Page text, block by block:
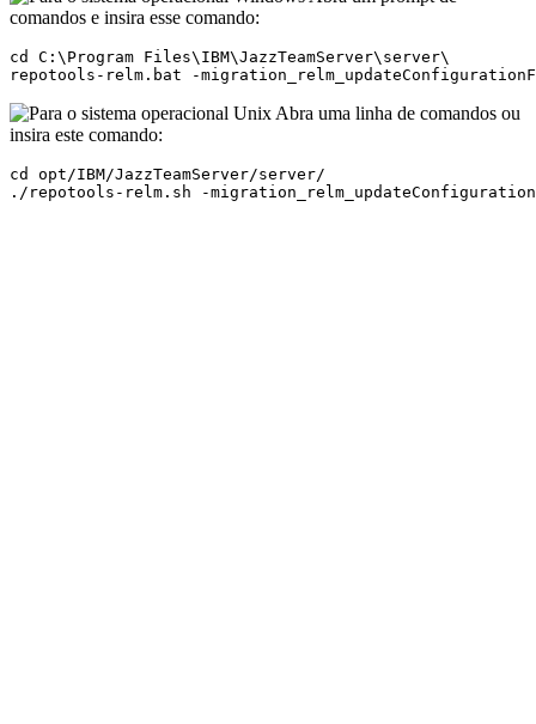
comandos e insira esse comando:
cd C:\Program Files\IBM\JazzTeamServer\server\
repotools-relm.bat -
Abra uma linha de comandos ou
insira este comando:
cd opt/IBM/JazzTeamServer/server/
./repotools-relm.sh -